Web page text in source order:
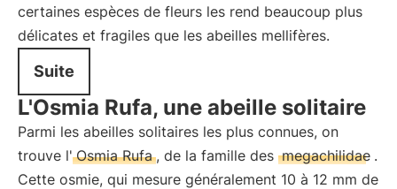
certaines espèces de fleurs les rend beaucoup plus
délicates et fragiles que les abeilles mellifères.
Suite
L'Osmia Rufa, une abeille solitaire
Parmi les abeilles solitaires les plus connues, on
trouve l' Osmia Rufa , de la famille des megachilidae .
Cette osmie, qui mesure généralement 10 à 12 mm de